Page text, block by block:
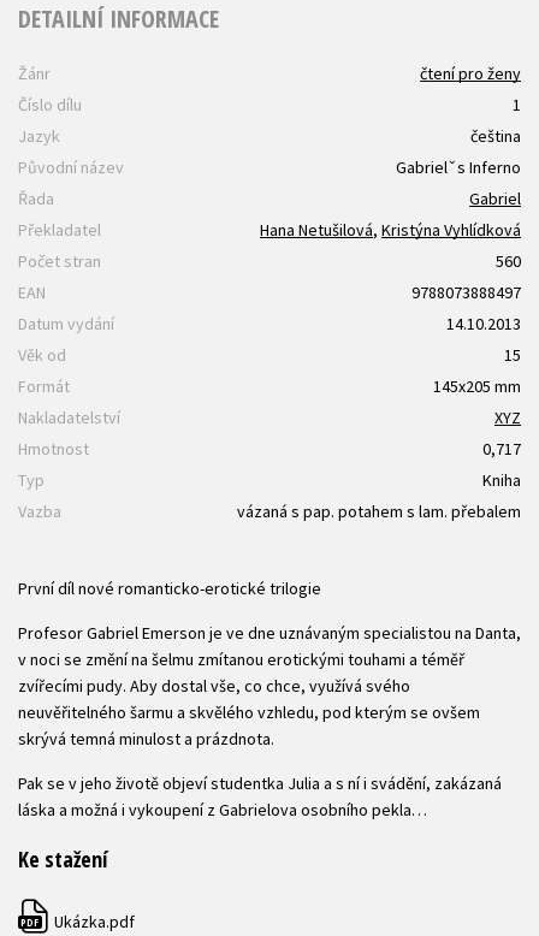
DETAILNÍ INFORMACE
Žánr
čtení pro ženy
Číslo dílu
1
Jazyk
čeština
Původní název
Gabrielˇs Inferno
Řada
Gabriel
Překladatel
Hana Netušilová, Kristýna Vyhlídková
Počet stran
560
EAN
9788073888497
Datum vydání
14.10.2013
Věk od
15
Formát
145x205 mm
Nakladatelství
XYZ
Hmotnost
0,717
Typ
Kniha
Vazba
vázaná s pap. potahem s lam. přebalem
První díl nové romanticko-erotické trilogie
Profesor Gabriel Emerson je ve dne uznávaným specialistou na Danta,
v noci se změní na šelmu zmítanou erotickými touhami a téměř
zvířecími pudy. Aby dostal vše, co chce, využívá svého
neuvěřitelného šarmu a skvělého vzhledu, pod kterým se ovšem
skrývá temná minulost a prázdnota.
Pak se v jeho životě objeví studentka Julia a s ní i svádění, zakázaná
láska a možná i vykoupení z Gabrielova osobního pekla…
Ke stažení
PDF Ukázka.pdf